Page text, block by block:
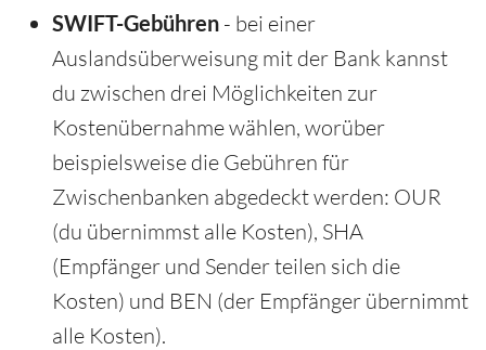
SWIFT-Gebühren - bei einer
Auslandsüberweisung mit der Bank kannst
du zwischen drei Möglichkeiten zur
Kostenübernahme wählen, worüber
beispielsweise die Gebühren für
Zwischenbanken abgedeckt werden: OUR
(du übernimmst alle Kosten), SHA
(Empfänger und Sender teilen sich die
Kosten) und BEN (der Empfänger übernimmt
alle Kosten).